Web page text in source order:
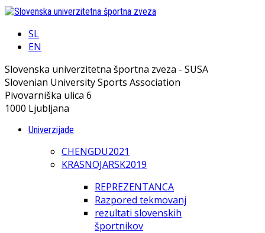
SL
EN
Slovenska univerzitetna športna zveza - SUSA
Slovenian University Sports Association
Pivovarniška ulica 6
1000 Ljubljana
Univerzijade
CHENGDU2021
KRASNOJARSK2019
REPREZENTANCA
Razpored tekmovanj
rezultati slovenskih
športnikov